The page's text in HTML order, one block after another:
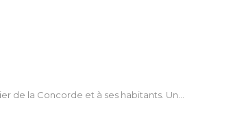
de la Concorde et à ses habitants. Un…